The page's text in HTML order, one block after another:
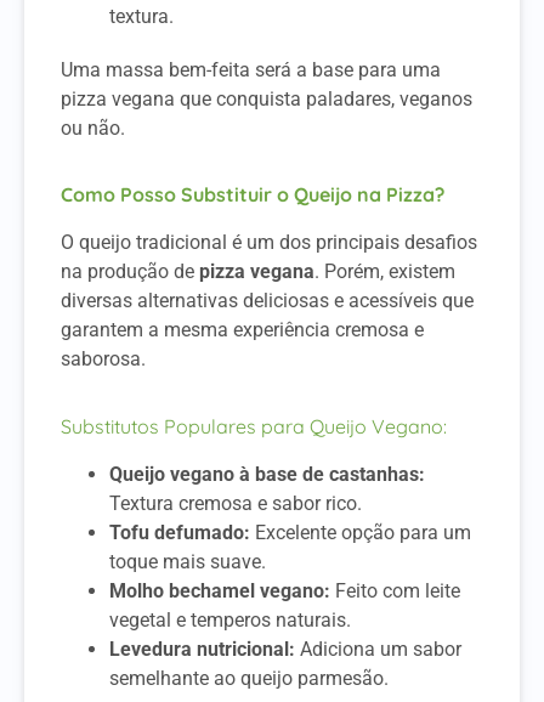
textura.
Uma massa bem-feita será a base para uma
pizza vegana que conquista paladares, veganos
ou não.
Como Posso Substituir o Queijo na Pizza?
O queijo tradicional é um dos principais desafios
na produção de pizza vegana. Porém, existem
diversas alternativas deliciosas e acessíveis que
garantem a mesma experiência cremosa e
saborosa.
Substitutos Populares para Queijo Vegano:
Queijo vegano à base de castanhas:
Textura cremosa e sabor rico.
Tofu defumado: Excelente opção para um
toque mais suave.
Molho bechamel vegano: Feito com leite
vegetal e temperos naturais.
Levedura nutricional: Adiciona um sabor
semelhante ao queijo parmesão.